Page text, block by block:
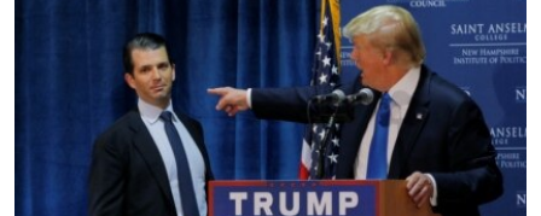
ВСЕ ЗА ДЕНЬ
СПЕЦПРОЕКТИ
ДЕПОРТАЦІЯ
ВІДЕОУРОКИ «ELIFBE»
ЯК ОБІЙТИ БЛОКУВАННЯ
Русский